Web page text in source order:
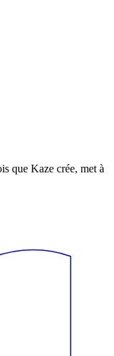
que Kaze crée, met à